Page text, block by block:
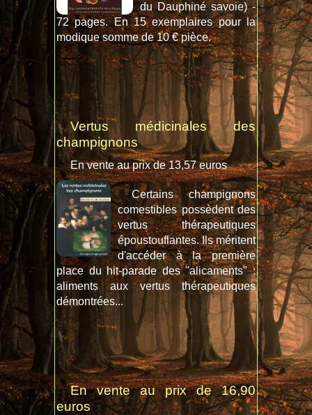
du Dauphiné savoie) -
72 pages. En 15 exemplaires pour la
modique somme de 10 € pièce.
Vertus médicinales des
champignons
En vente au prix de 13,57 euros
Certains champignons
comestibles possèdent des
vertus thérapeutiques
époustouflantes. Ils méritent
d'accéder à la première
place du hit-parade des "alicaments" :
aliments aux vertus thérapeutiques
démontrées...
En vente au prix de 16,90
euros